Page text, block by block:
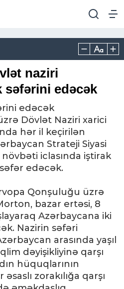
naziri
səfərini edəcək
edəcək
Dövlət Naziri xarici
hər il keçirilən
Strateji Siyasi
iclasında iştirak
edəcək.
Qonşuluğu üzrə
bazar ertəsi, 8
Azərbaycana iki
Nazirin səfəri
arasında yaşıl
dəyişikliyinə qarşı
hüquqlarının
zorakılığa qarşı